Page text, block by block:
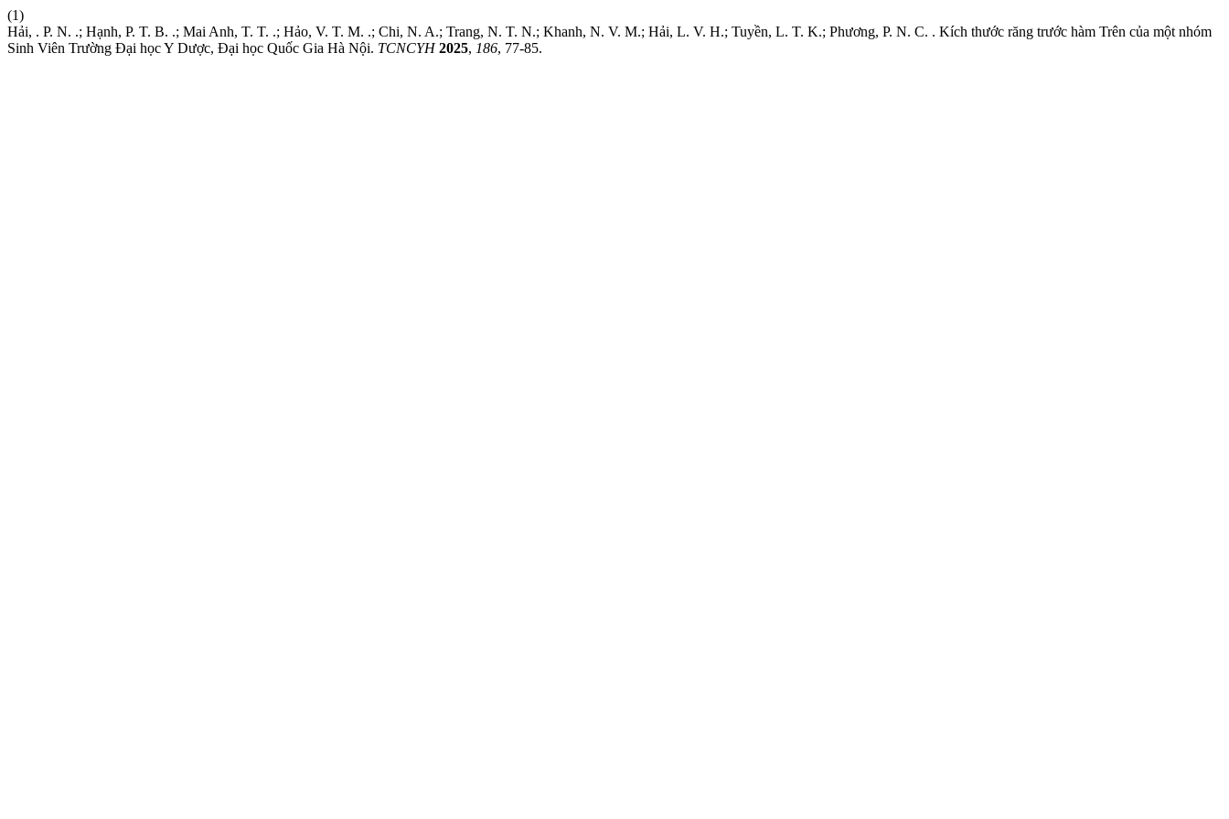
(1)
Hải, . P. N. .; Hạnh, P. T. B. .; Mai Anh, T. T. .; Hảo, V. T. M. .; Chi, N. A.; Trang, N. T. N.; Khanh, N. V. M.; Hải, L. V. H.; Tuyền, L. T. K.; Phương, P. N. C. . Kích thước răng trước hàm Trên của một nhóm
Sinh Viên Trường Đại học Y Dược, Đại học Quốc Gia Hà Nội. TCNCYH 2025, 186, 77-85.